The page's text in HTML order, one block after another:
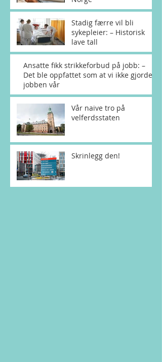
Stadig færre vil bli
sykepleier: – Historisk
lave tall
Ansatte fikk strikkeforbud på jobb: –
Det ble oppfattet som at vi ikke gjorde
jobben vår
Vår naive tro på
velferdsstaten
Skrinlegg den!